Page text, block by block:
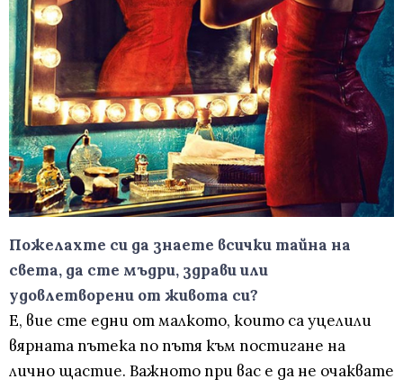
Пожелахте си да знаете всички тайна на
света, да сте мъдри, здрави или
удовлетворени от живота си?
Е, вие сте едни от малкото, които са уцелили
вярната пътека по пътя към постигане на
лично щастие. Важното при вас е да не очаквате